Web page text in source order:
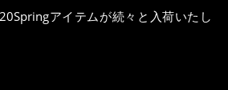
アイテムが続々と入荷いたし